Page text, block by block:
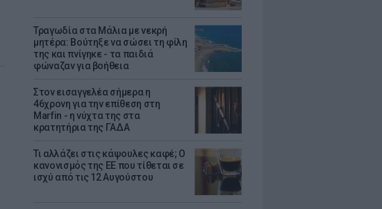
Τραγωδία στα Μάλια με νεκρή
μητέρα: Βούτηξε να σώσει τη φίλη
της και πνίγηκε - τα παιδιά
φώναζαν για βοήθεια
Στον εισαγγελέα σήμερα η
46χρονη για την επίθεση στη
Marfin - η νύχτα της στα
κρατητήρια της ΓΑΔΑ
Τι αλλάζει στις κάψουλες καφέ; Ο
κανονισμός της ΕΕ που τίθεται σε
ισχύ από τις 12 Αυγούστου